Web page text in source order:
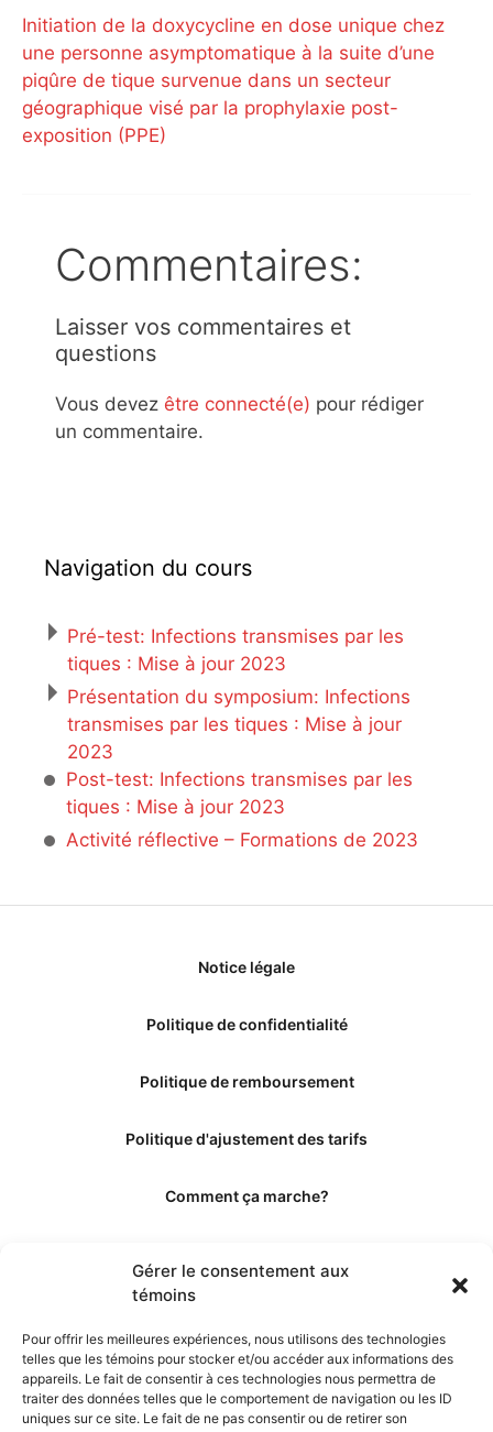
Gérer le consentement aux
témoins
Pour offrir les meilleures expériences, nous utilisons des technologies
telles que les témoins pour stocker et/ou accéder aux informations des
appareils. Le fait de consentir à ces technologies nous permettra de
traiter des données telles que le comportement de navigation ou les ID
uniques sur ce site. Le fait de ne pas consentir ou de retirer son
Initiation de la doxycycline en dose unique chez
une personne asymptomatique à la suite d’une
piqûre de tique survenue dans un secteur
géographique visé par la prophylaxie post-
exposition (PPE)
Commentaires:
Laisser vos commentaires et
questions
Vous devez être connecté(e) pour rédiger
un commentaire.
Navigation du cours
Pré-test: Infections transmises par les
tiques : Mise à jour 2023
Présentation du symposium: Infections
transmises par les tiques : Mise à jour
2023
Post-test: Infections transmises par les
tiques : Mise à jour 2023
Activité réflective – Formations de 2023
Notice légale
Politique de confidentialité
Politique de remboursement
Politique d'ajustement des tarifs
Comment ça marche?
Les éditeurs
Les experts et collaborateurs